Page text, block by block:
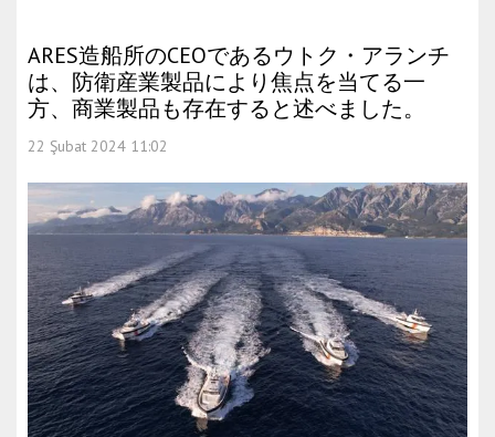
ARES造船所のCEOであるウトク・アランチ
は、防衛産業製品により焦点を当てる一
方、商業製品も存在すると述べました。
22 Şubat 2024 11:02